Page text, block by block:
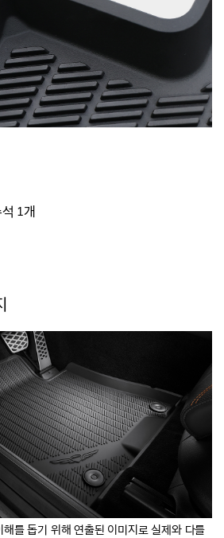
1개
를 돕기 위해 연출된 이미지로 실제와 다를